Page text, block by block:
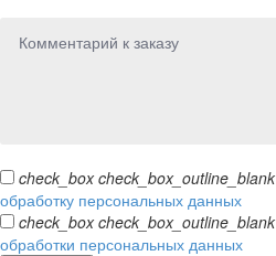
check_box check_box_outline_blank
обработку персональных данных
check_box check_box_outline_blank
обработки персональных данных